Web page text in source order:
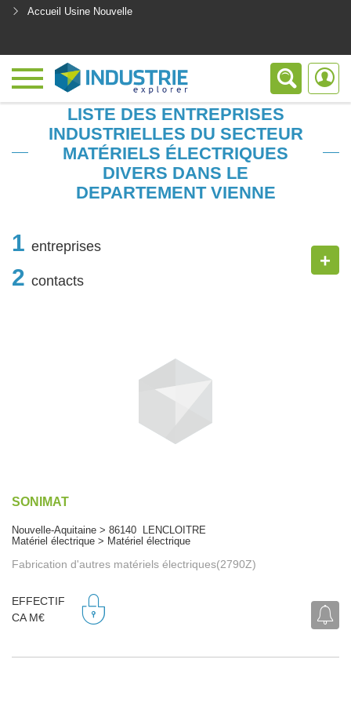
Accueil Usine Nouvelle
LISTE DES ENTREPRISES
INDUSTRIELLES DU SECTEUR
MATÉRIELS ÉLECTRIQUES
DIVERS DANS LE
DEPARTEMENT VIENNE
1 entreprises
2 contacts
+
SONIMAT
Nouvelle-Aquitaine > 86140 LENCLOITRE
Matériel électrique > Matériel électrique
Fabrication d'autres matériels électriques(2790Z)
EFFECTIF
CA M€